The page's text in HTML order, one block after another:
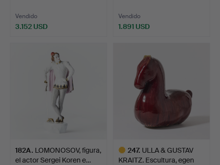
Vendido
3.152 USD
Vendido
1.891 USD
182A. LOMONOSOV, figura,
el actor Sergei Koren e…
247. ULLA & GUSTAV
KRAITZ. Escultura, egen